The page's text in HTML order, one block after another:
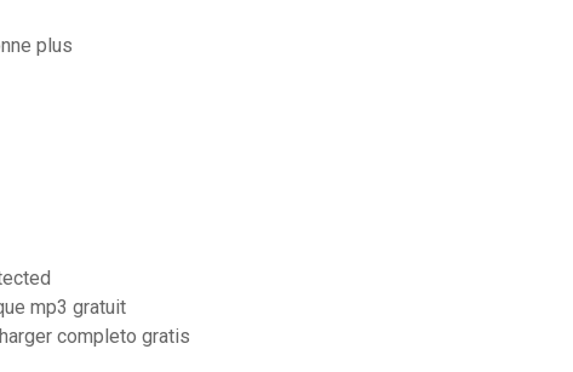
plus
mp3 gratuit
completo gratis